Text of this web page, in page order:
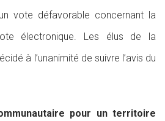
vote défavorable concernant la
électronique. Les élus de la
à l’unanimité de suivre l’avis du
pour un territoire